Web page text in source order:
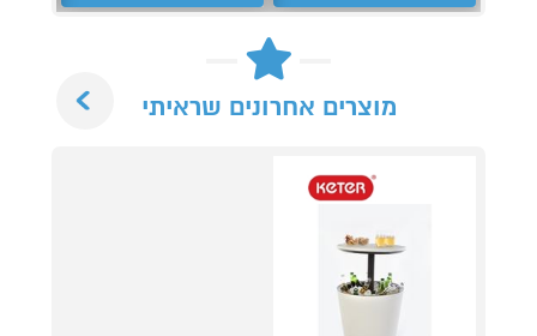
מוצרים אחרונים שראיתי